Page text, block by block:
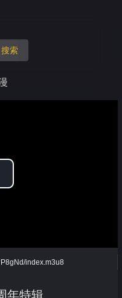
搜索
index.m3u8
年特辑